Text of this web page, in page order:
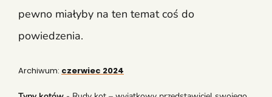
pewno miałyby na ten temat coś do
powiedzenia.
Archiwum: czerwiec 2024